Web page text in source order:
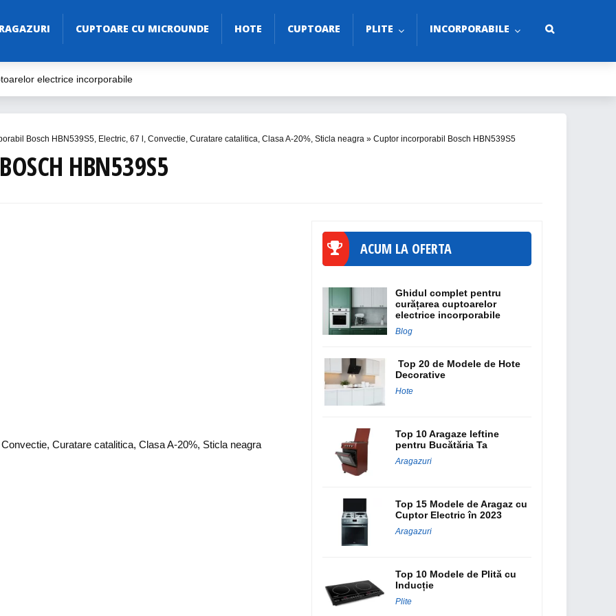
CUPTOARE CU MICROUNDE HOTE CUPTOARE PLITE INCORPORABILE
electrice incorporabile
Electric în 2023
Bosch HBN539S5, Electric, 67 l, Convectie, Curatare catalitica, Clasa A-20%, Sticla neagra » Cuptor incorporabil Bosch HBN539S5
HBN539S5
Curatare catalitica, Clasa A-20%, Sticla neagra
ACUM LA OFERTA
Ghidul complet pentru
curățarea cuptoarelor
electrice incorporabile
Blog
Top 20 de Modele de Hote
Decorative
Hote
Top 10 Aragaze Ieftine
pentru Bucătăria Ta
Aragazuri
Top 15 Modele de Aragaz cu
Cuptor Electric în 2023
Aragazuri
Top 10 Modele de Plită cu
Inducție
Plite